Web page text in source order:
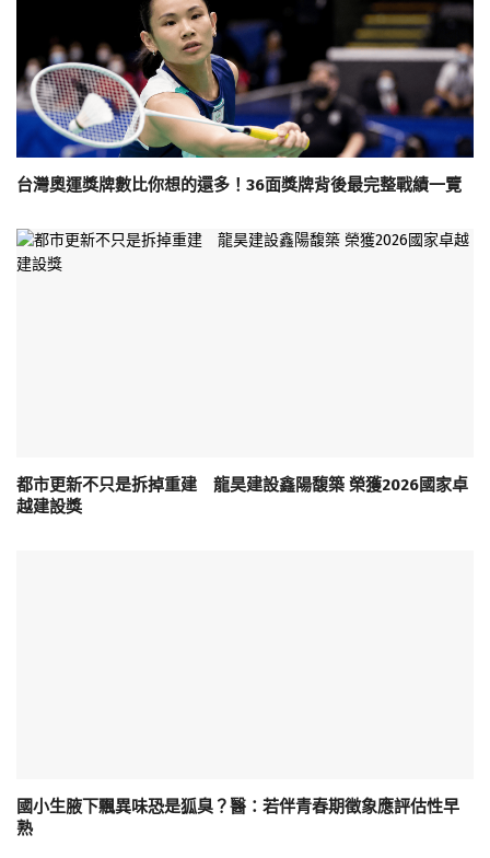
台灣奧運獎牌數比你想的還多！36面獎牌背後最完整戰績一覽
都市更新不只是拆掉重建 龍昊建設鑫陽馥築 榮獲2026國家卓
越建設獎
國小生腋下飄異味恐是狐臭？醫：若伴青春期徵象應評估性早
熟